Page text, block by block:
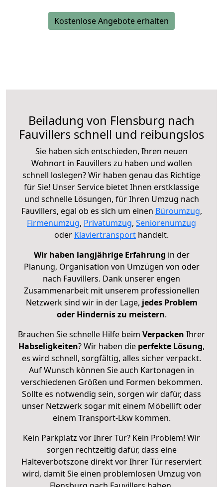
Kostenlose Angebote erhalten
Beiladung von Flensburg nach
Fauvillers schnell und reibungslos
Sie haben sich entschieden, Ihren neuen
Wohnort in Fauvillers zu haben und wollen
schnell loslegen? Wir haben genau das Richtige
für Sie! Unser Service bietet Ihnen erstklassige
und schnelle Lösungen, für Ihren Umzug nach
Fauvillers, egal ob es sich um einen Büroumzug,
Firmenumzug, Privatumzug, Seniorenumzug
oder Klaviertransport handelt.
Wir haben langjährige Erfahrung in der
Planung, Organisation von Umzügen von oder
nach Fauvillers. Dank unserer engen
Zusammenarbeit mit unserem professionellen
Netzwerk sind wir in der Lage, jedes Problem
oder Hindernis zu meistern.
Brauchen Sie schnelle Hilfe beim Verpacken Ihrer
Habseligkeiten? Wir haben die perfekte Lösung,
es wird schnell, sorgfältig, alles sicher verpackt.
Auf Wunsch können Sie auch Kartonagen in
verschiedenen Größen und Formen bekommen.
Sollte es notwendig sein, sorgen wir dafür, dass
unser Netzwerk sogar mit einem Möbellift oder
einem Transport-Lkw kommen.
Kein Parkplatz vor Ihrer Tür? Kein Problem! Wir
sorgen rechtzeitig dafür, dass eine
Halteverbotszone direkt vor Ihrer Tür reserviert
wird, damit Sie einen problemlosen Umzug von